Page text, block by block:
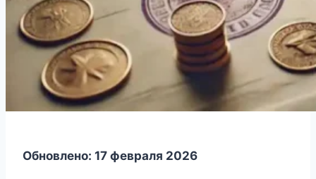
Обновлено: 17 февраля 2026